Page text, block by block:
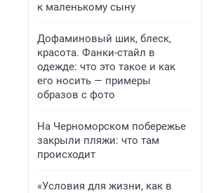
к маленькому сыну
Дофаминовый шик, блеск,
красота. Фанки-стайл в
одежде: что это такое и как
его носить — примеры
образов с фото
На Черноморском побережье
закрыли пляжи: что там
происходит
«Условия для жизни, как в